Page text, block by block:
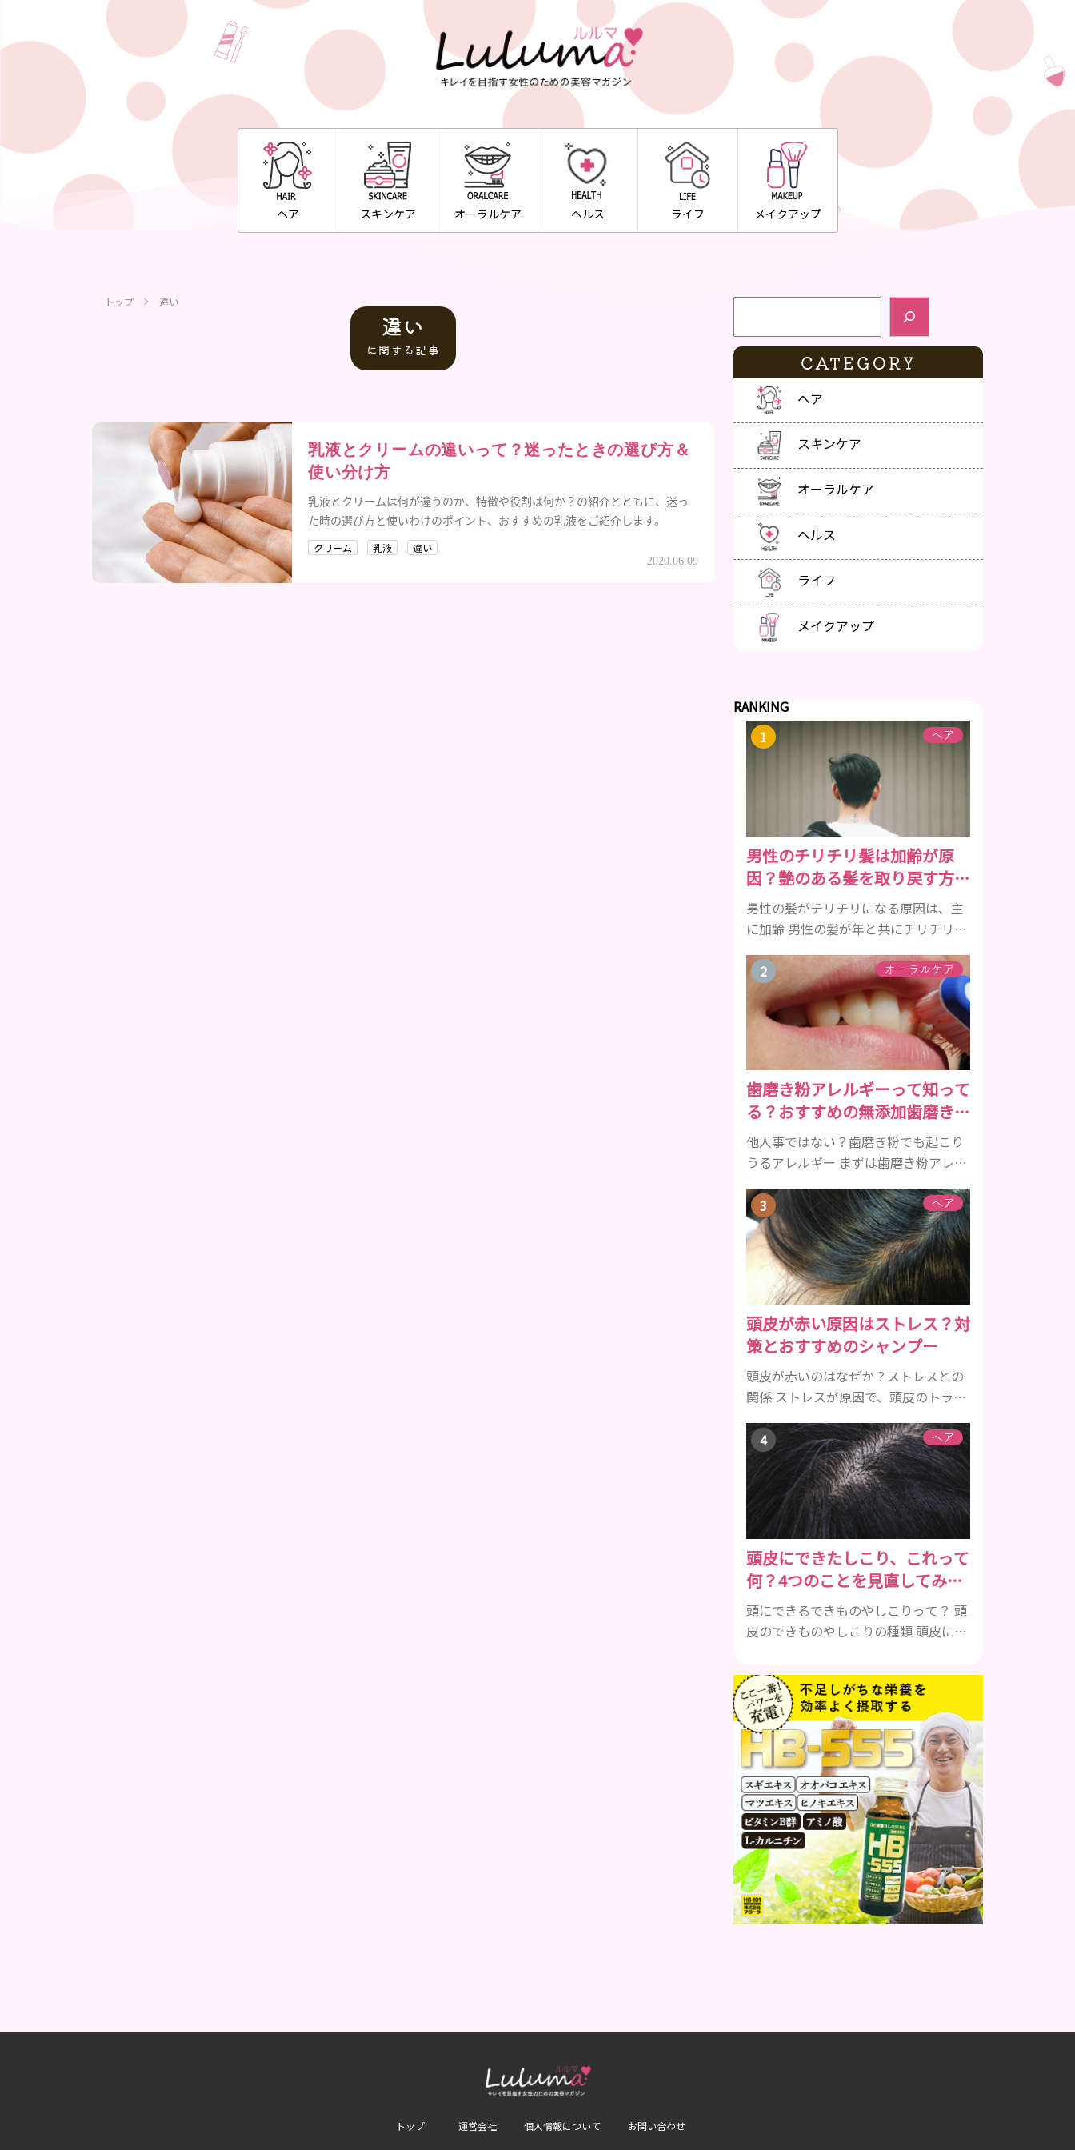
ヘア スキンケア オーラルケア ヘルス ライフ メイクアップ
トップ 違い
違い
に関する記事
乳液とクリームの違いって？迷ったときの選び方＆
使い分け方
乳液とクリームは何が違うのか、特徴や役割は何か？の紹介とともに、迷っ
た時の選び方と使いわけのポイント、おすすめの乳液をご紹介します。
クリーム 乳液 違い
2020.06.09
検索
CATEGORY
ヘア
スキンケア
オーラルケア
ヘルス
ライフ
メイクアップ
RANKING
ヘア
男性のチリチリ髪は加齢が原
因？艶のある髪を取り戻す方法
をご紹介
男性の髪がチリチリになる原因は、主
に加齢 男性の髪が年と共にチリチリに
い頃はしっかりとボリュームがあり、
髪にツヤがあった男性も、いつのまに
か髪がチリチリでペタンとするように
なったと感じる人もいるでしょう。特
に大人の男性としての魅力が出てくる
40代以降の男性に悩んでいる人が多い
傾向があります。 髪が生え変わるサイ
クルは、年齢と共に乱れていきます。
髪が太くならないま...
オーラルケア
歯磨き粉アレルギーって知って
る？おすすめの無添加歯磨き粉
をご紹介
他人事ではない？歯磨き粉でも起こり
うるアレルギー まずは歯磨き粉アレル
ーの症状を解説しますね。 歯磨き粉に
含まれるアレルギーを起こすおそれの
ある成分 まず、普段お使いの歯磨き粉
に含まれているどの成分にアレルギー
を引き起こすおそれがあるのかを説明
しますね。 •フッ素･･･歯の表面のエナ
メルを守り強くしたり、虫歯と防ぐ働
きを持つ成分 •香味料 ･･･歯磨き粉の風
味や爽...
ヘア
頭皮が赤い原因はストレス？対
策とおすすめのシャンプー
頭皮が赤いのはなぜか？ストレスとの
関係 ストレスが原因で、頭皮のトラブ
で悩んでいる人は ぜひ見てください
ね。 ストレス ストレスを多く感じる
と、交感神経が優位に働きます。その
ため、皮脂の分泌量が増えて炎症が起
きやすくなります。さらに、血行不良
になり栄養が行き届きません。ストレ
ス解消は、頭皮の健康に大切です。 ア
トピー性皮膚炎 頭皮が赤い状態は、ア
トピー皮膚炎の可能...
ヘア
頭皮にできたしこり、これって
何？4つのことを見直してみよ
う！
頭にできるできものやしこりって？ 頭
皮のできものやしこりの種類 頭皮にで
して一種類ではありません。人によっ
ても違いますし、症状や種類によって
も違います。まずはどんな病気なの
か、よりも、どんな種類のできものや
しこりがあるのかを解説いきましょ
う。 水疱 ご存知の方もいらっしゃるか
と思いますが、すいほう、と読みま
す。これは表皮や表皮下にできるもの
です。表皮は0.2mmほ...
トップ 運営会社 個人情報について お問い合わせ